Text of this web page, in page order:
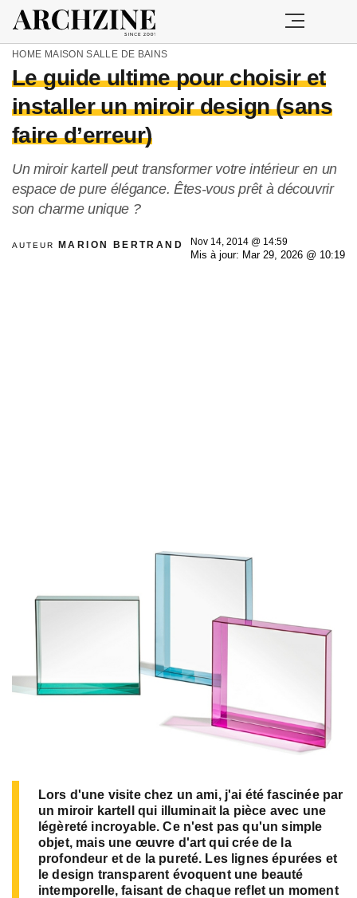
HOME MAISON SALLE DE BAINS
Le guide ultime pour choisir et
installer un miroir design (sans
faire d’erreur)
Un miroir kartell peut transformer votre intérieur en un
espace de pure élégance. Êtes-vous prêt à découvrir
son charme unique ?
AUTEUR MARION BERTRAND
Nov 14, 2014 @ 14:59
Mis à jour: Mar 29, 2026 @ 10:19
Lors d'une visite chez un ami, j'ai été fascinée par
un miroir kartell qui illuminait la pièce avec une
légèreté incroyable. Ce n'est pas qu'un simple
objet, mais une œuvre d'art qui crée de la
profondeur et de la pureté. Les lignes épurées et
le design transparent évoquent une beauté
intemporelle, faisant de chaque reflet un moment